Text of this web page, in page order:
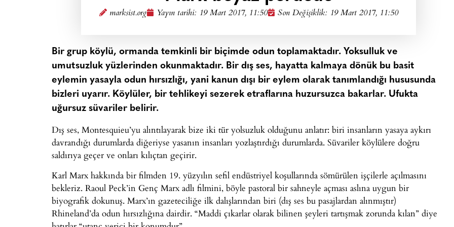
marksist.org Yayın tarihi: 19 Mart 2017, 11:50 Son Değişiklik: 19 Mart 2017, 11:50
Bir grup köylü, ormanda temkinli bir biçimde odun toplamaktadır. Yoksulluk ve
umutsuzluk yüzlerinden okunmaktadır. Bir dış ses, hayatta kalmaya dönük bu basit
eylemin yasayla odun hırsızlığı, yani kanun dışı bir eylem olarak tanımlandığı hususunda
bizleri uyarır. Köylüler, bir tehlikeyi sezerek etraflarına huzursuzca bakarlar. Ufukta
uğursuz süvariler belirir.
Dış ses, Montesquieu’yu alıntılayarak bize iki tür yolsuzluk olduğunu anlatır: biri insanların yasaya aykırı
davrandığı durumlarda diğeriyse yasanın insanları yozlaştırdığı durumlarda. Süvariler köylülere doğru
saldırıya geçer ve onları kılıçtan geçirir.
Karl Marx hakkında bir filmden 19. yüzyılın sefil endüstriyel koşullarında sömürülen işçilerle açılmasını
bekleriz. Raoul Peck’in Genç Marx adlı filmini, böyle pastoral bir sahneyle açması aslına uygun bir
biyografik dokunuş. Marx’ın gazeteciliğe ilk dalışlarından biri (dış ses bu pasajlardan alınmıştır)
Rhineland’da odun hırsızlığına dairdir. “Maddi çıkarlar olarak bilinen şeyleri tartışmak zorunda kılan” diye